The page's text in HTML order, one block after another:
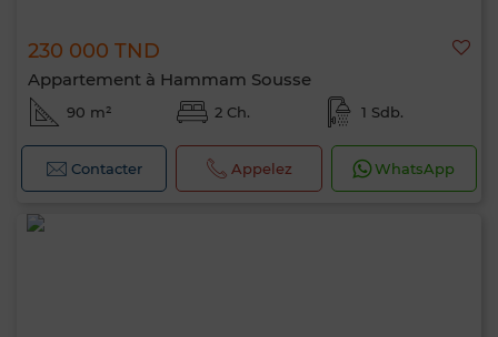
230 000 TND
Appartement à Hammam Sousse
90 m² 2 Ch. 1 Sdb.
Contacter Appelez WhatsApp